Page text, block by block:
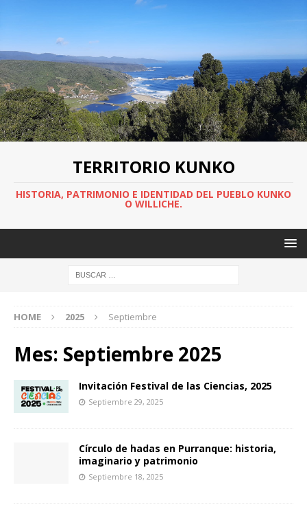
TERRITORIO KUNKO
HISTORIA, PATRIMONIO E IDENTIDAD DEL PUEBLO KUNKO
O WILLICHE.
HOME 2025 Septiembre
Mes: Septiembre 2025
Invitación Festival de las Ciencias, 2025
Septiembre 29, 2025
Círculo de hadas en Purranque: historia,
imaginario y patrimonio
Septiembre 18, 2025